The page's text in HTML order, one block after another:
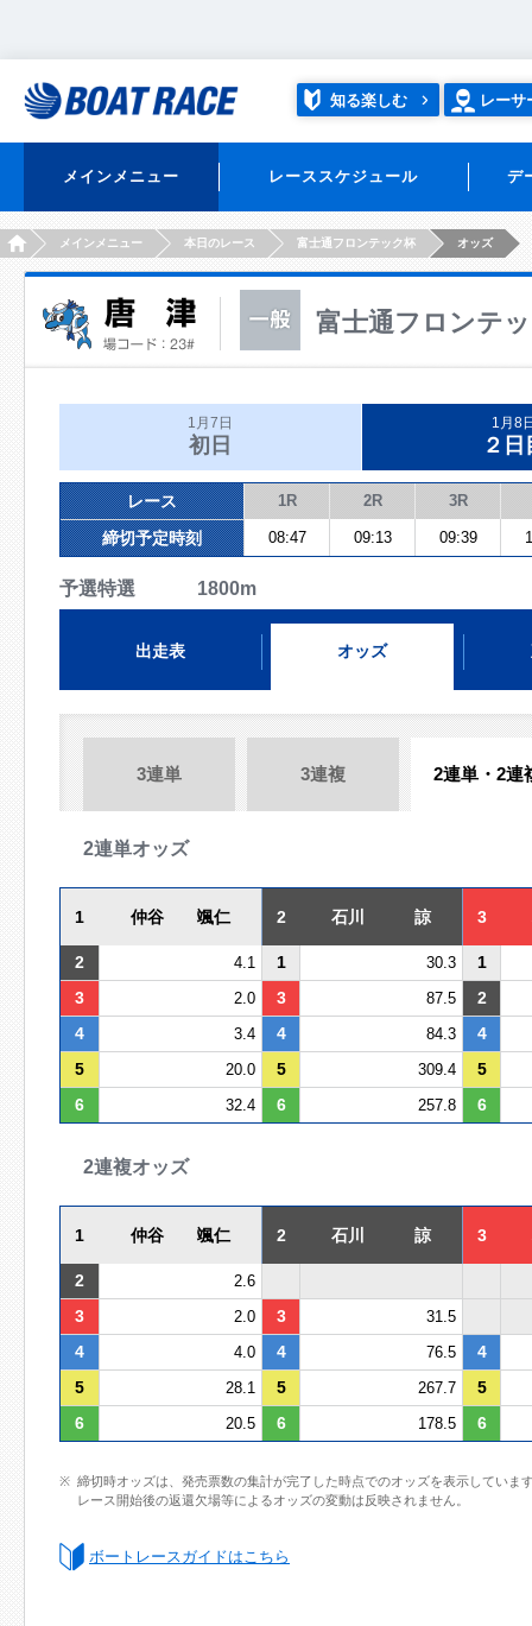
知る楽しむ レーサ
メインメニュー レーススケジュール デ
HOMEメインメニュー 本日のレース 富士通フロンテック杯 オッズ
富士通フロンテ
1月7日
初日
1月8
２日
レース 1R 2R 3R
締切予定時刻 08:47 09:13 09:39
予選特選 1800m
出走表 オッズ
3連単 3連複 2連単・2連
2連単オッズ
1 仲谷 颯仁 2 石川 諒 3
2 4.1 1 30.3
1
3
2.0 3 87.5
2
4
3.4 4 84.3
4
5
20.0 5 309.4
5
6
32.4 6 257.8 6
2連複オッズ
1 仲谷 颯仁 2 石川 諒 3
2 2.6
3 2.0 3 31.5
4 4.0 4 76.5
4
5
28.1 5 267.7
5
6
20.5 6 178.5 6
締切時オッズは、発売票数の集計が完了した時点でのオッズを表示していま
レース開始後の返還欠場等によるオッズの変動は反映されません。
ボートレースガイドはこちら